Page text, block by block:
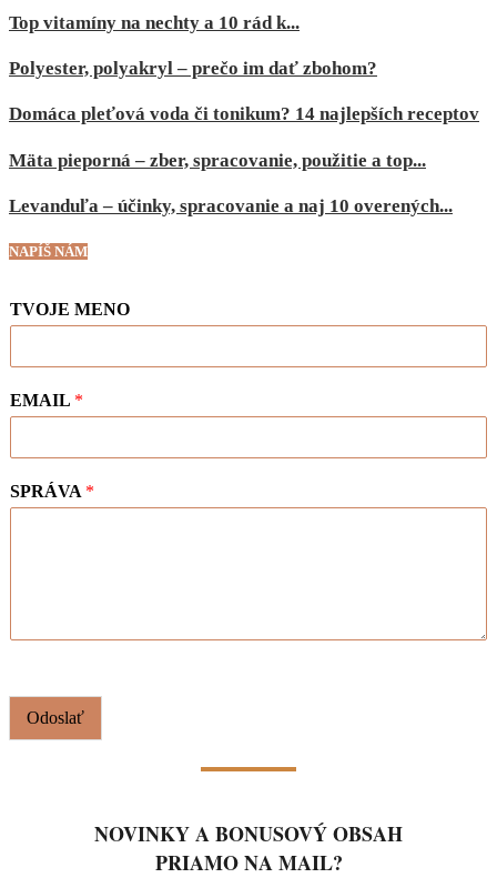
Top vitamíny na nechty a 10 rád k...
Polyester, polyakryl – prečo im dať zbohom?
Domáca pleťová voda či tonikum? 14 najlepších receptov
Mäta pieporná – zber, spracovanie, použitie a top...
Levanduľa – účinky, spracovanie a naj 10 overených...
NAPÍŠ NÁM
TVOJE MENO
EMAIL *
SPRÁVA *
Odoslať
NOVINKY A BONUSOVÝ OBSAH
PRIAMO NA MAIL?